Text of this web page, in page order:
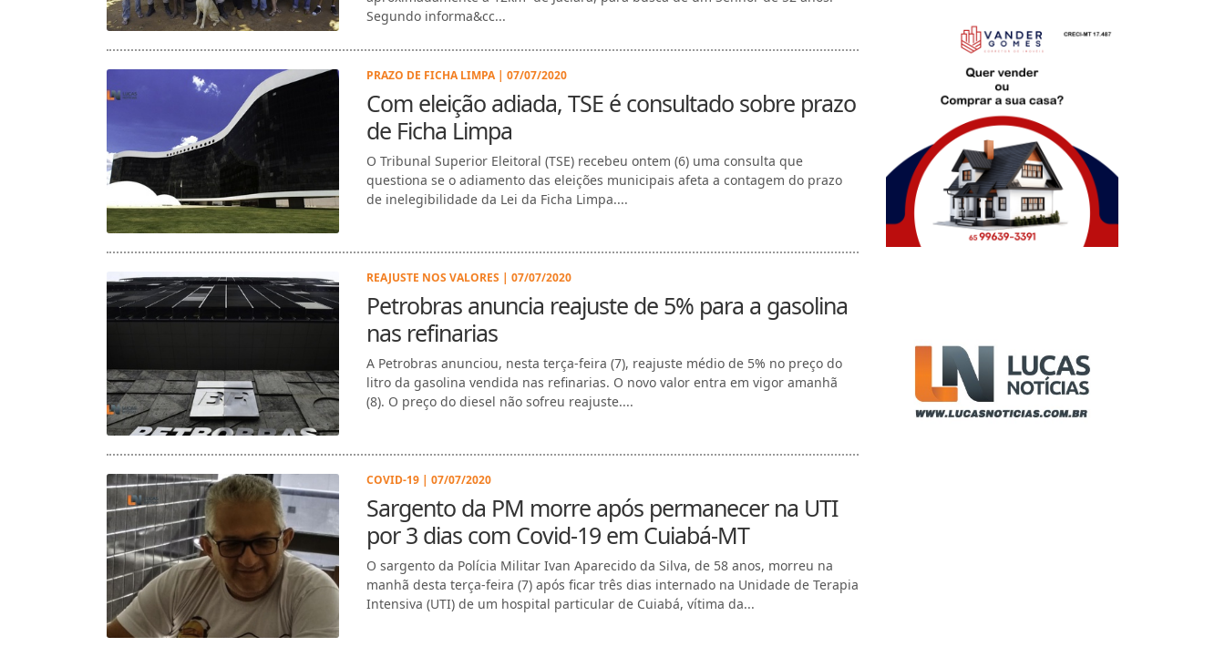
aproximadamente a 12km de Jaciara, para busca de um Senhor de 52 anos.
Segundo informa&cc...
PRAZO DE FICHA LIMPA | 07/07/2020
Com eleição adiada, TSE é consultado sobre prazo
de Ficha Limpa
O Tribunal Superior Eleitoral (TSE) recebeu ontem (6) uma consulta que
questiona se o adiamento das eleições municipais afeta a contagem do prazo
de inelegibilidade da Lei da Ficha Limpa....
REAJUSTE NOS VALORES | 07/07/2020
Petrobras anuncia reajuste de 5% para a gasolina
nas refinarias
A Petrobras anunciou, nesta terça-feira (7), reajuste médio de 5% no preço do
litro da gasolina vendida nas refinarias. O novo valor entra em vigor amanhã
(8). O preço do diesel não sofreu reajuste....
COVID-19 | 07/07/2020
Sargento da PM morre após permanecer na UTI
por 3 dias com Covid-19 em Cuiabá-MT
O sargento da Polícia Militar Ivan Aparecido da Silva, de 58 anos, morreu na
manhã desta terça-feira (7) após ficar três dias internado na Unidade de Terapia
Intensiva (UTI) de um hospital particular de Cuiabá, vítima da...